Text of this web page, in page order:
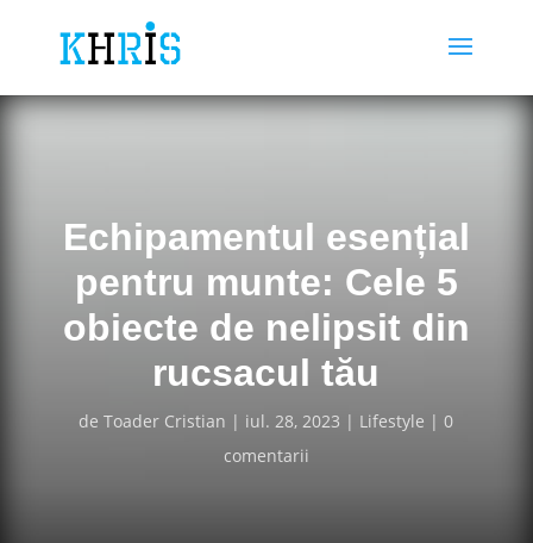
Echipamentul esențial
pentru munte: Cele 5
obiecte de nelipsit din
rucsacul tău
deToader Cristian iul. 28, 2023 Lifestyle
0
comentarii